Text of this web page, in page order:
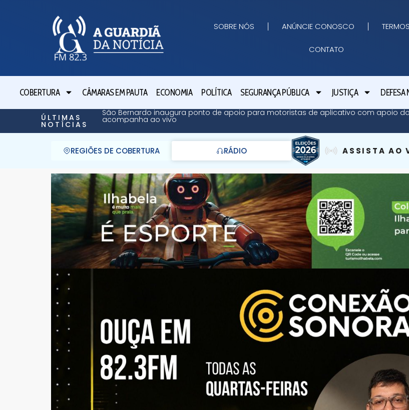
SOBRE NÓS ANÚNCIE CONOSCO
CONTATO
COBERTURA CÂMARAS EM PAUTA ECONOMIA POLÍTICA SEGURANÇA PÚBLICA JUSTIÇA DEFESA
ÚLTIMAS
NOTÍCIAS
São Bernardo inaugura ponto de apoio para motoristas de aplicativo com apoio do
acompanha ao vivo
REGIÕES DE COBERTURA RÁDIO ASSISTA AO